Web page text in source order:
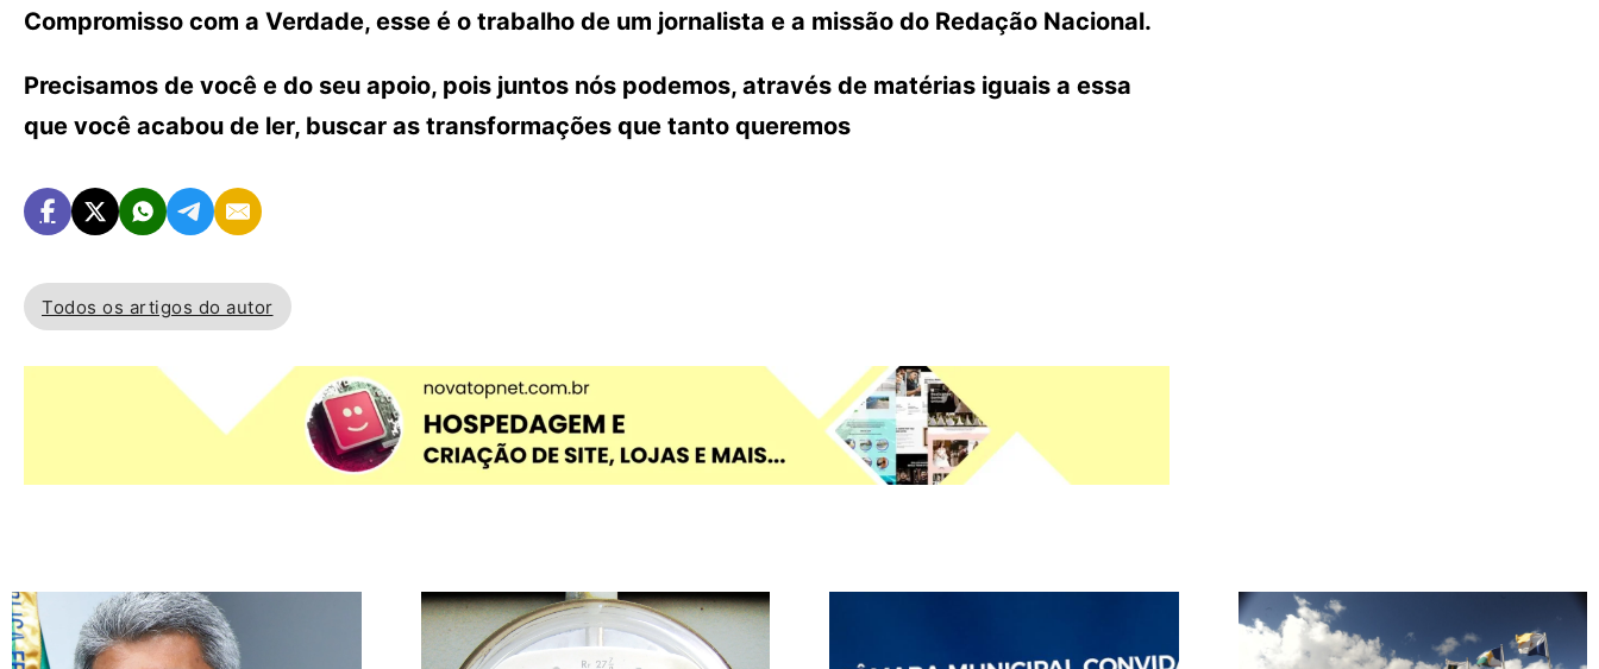
Compromisso com a Verdade, esse é o trabalho de um jornalista e a missão do Redação Nacional.
Precisamos de você e do seu apoio, pois juntos nós podemos, através de matérias iguais a essa
que você acabou de ler, buscar as transformações que tanto queremos
Todos os artigos do autor